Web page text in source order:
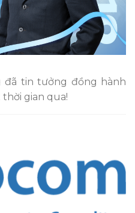
đã tin tưởng đồng hành
gian qua!